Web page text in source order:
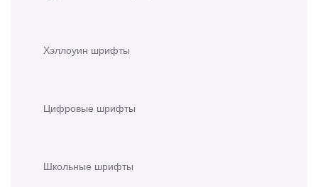
Хэллоуин шрифты
Цифровые шрифты
Школьные шрифты